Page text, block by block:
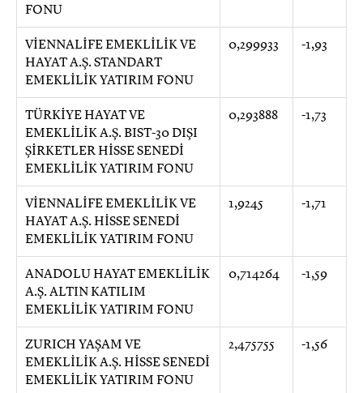
FONU
VİENNALİFE EMEKLİLİK VE
HAYAT A.Ş. STANDART
EMEKLİLİK YATIRIM FONU
0,299933 -1,93
TÜRKİYE HAYAT VE
EMEKLİLİK A.Ş. BIST-30 DIŞI
ŞİRKETLER HİSSE SENEDİ
EMEKLİLİK YATIRIM FONU
0,293888 -1,73
VİENNALİFE EMEKLİLİK VE
HAYAT A.Ş. HİSSE SENEDİ
EMEKLİLİK YATIRIM FONU
1,9245 -1,71
ANADOLU HAYAT EMEKLİLİK
A.Ş. ALTIN KATILIM
EMEKLİLİK YATIRIM FONU
0,714264 -1,59
ZURICH YAŞAM VE
EMEKLİLİK A.Ş. HİSSE SENEDİ
EMEKLİLİK YATIRIM FONU
2,475755 -1,56